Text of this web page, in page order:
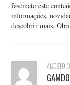
fascinate este
informações,
descobrir mais.